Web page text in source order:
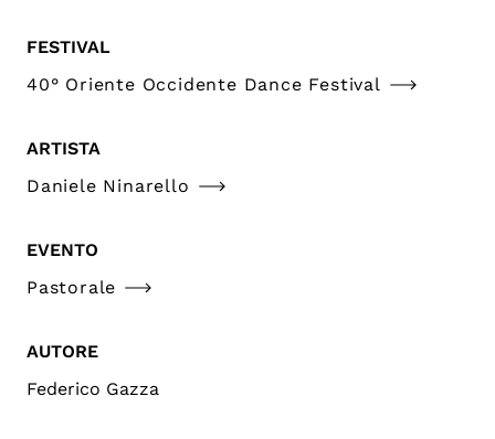
FESTIVAL
40° Oriente Occidente Dance Festival
ARTISTA
Daniele Ninarello
EVENTO
Pastorale
AUTORE
Federico Gazza